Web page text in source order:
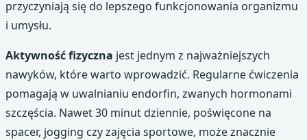
przyczyniają się do lepszego funkcjonowania organizmu
i umysłu.
Aktywność fizyczna jest jednym z najważniejszych
nawyków, które warto wprowadzić. Regularne ćwiczenia
pomagają w uwalnianiu endorfin, zwanych hormonami
szczęścia. Nawet 30 minut dziennie, poświęcone na
spacer, jogging czy zajęcia sportowe, może znacznie